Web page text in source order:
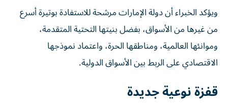
ويؤكد الخبراء أن دولة الإمارات مرشحة للاستفادة بوتيرة أسرع
من غيرها من الأسواق، بفضل بنيتها التحتية المتقدمة،
وموانئها العالمية، ومناطقها الحرة، واعتماد نموذجها
الاقتصادي على الربط بين الأسواق الدولية.
قفزة نوعية جديدة